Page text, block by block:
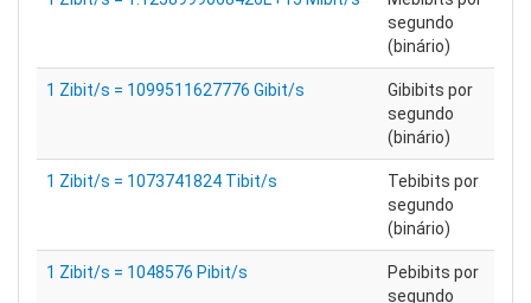
segundo
(binário)
1 Zibit/s = 1099511627776 Gibit/s
Gibibits por
segundo
(binário)
1 Zibit/s = 1073741824 Tibit/s
Tebibits por
segundo
(binário)
1 Zibit/s = 1048576 Pibit/s
Pebibits por
segundo